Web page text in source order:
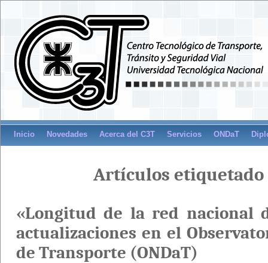
Inicio Novedades Acerca del C3T Servicios ONDaT
Artículos etiquetado
«Longitud de la red nacional
actualizaciones en el
de Transporte (ONDaT)